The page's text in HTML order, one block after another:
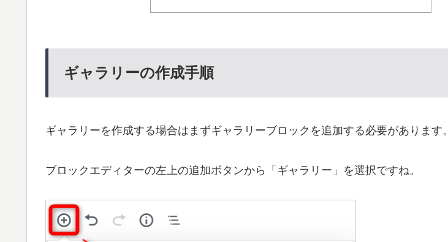
ギャラリーの作成手順
ギャラリーを作成する場合はまずギャラリーブロックを追加する必要があります。
ブロックエディターの左上の追加ボタンから「ギャラリー」を選択ですね。